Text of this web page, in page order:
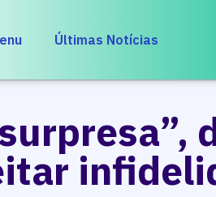
Últimas Notícias